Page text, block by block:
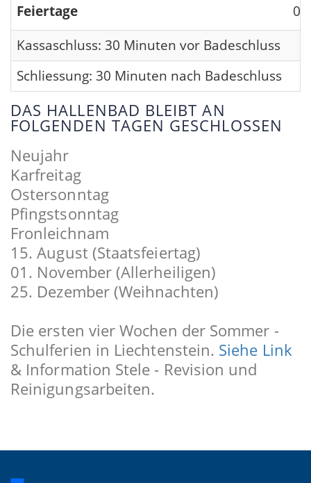
Feiertage
Kassaschluss: 30 Minuten vor Badeschluss
Schliessung: 30 Minuten nach Badeschluss
DAS HALLENBAD BLEIBT AN
FOLGENDEN TAGEN GESCHLOSSEN
Neujahr
Karfreitag
Ostersonntag
Pfingstsonntag
Fronleichnam
15. August (Staatsfeiertag)
01. November (Allerheiligen)
25. Dezember (Weihnachten)
Die ersten vier Wochen der Sommer -
Schulferien in Liechtenstein. Siehe Link
& Information Stele - Revision und
Reinigungsarbeiten.